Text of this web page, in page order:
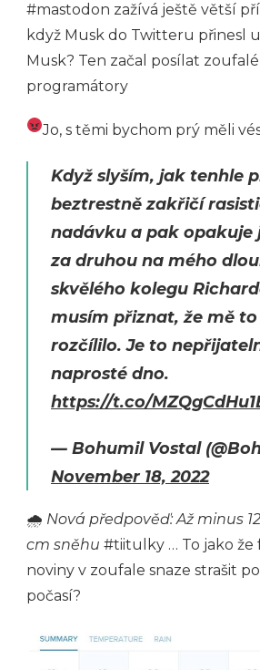
#mastodon zažívá ještě větší
když Musk do Twitteru přinesl
Musk? Ten začal posílat
programátory
Jo, s těmi bychom prý měli
Když slyším, jak tenhle
beztrestně zakřičí
nadávku a pak opakuje
za druhou na mého
skvělého kolegu
musím přiznat, že mě
rozčílilo. Je to
naprosté dno.
https://t.co/
— Bohumil Vostal
November 18, 2022
🌧 Nová předpověď: Až minus
cm sněhu #tiitulky … To jako že
noviny v zoufale snaze strašit
počasí?